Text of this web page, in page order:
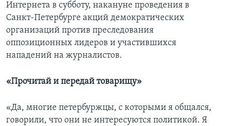
Интернета в субботу, накануне проведения в
Санкт-Петербурге акций демократических
организаций против преследования
оппозиционных лидеров и участившихся
нападений на журналистов.
«Прочитай и передай товарищу»
«Да, многие петербуржцы, с которыми я общался,
говорили, что они не интересуются политикой. Я